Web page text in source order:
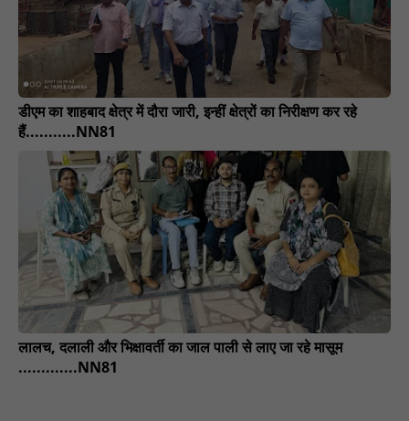
डीएम का शाहबाद क्षेत्र में दौरा जारी, इन्हीं क्षेत्रों का निरीक्षण कर रहे
हैं...........NN81
लालच, दलाली और भिक्षावर्ती का जाल पाली से लाए जा रहे मासूम
.............NN81